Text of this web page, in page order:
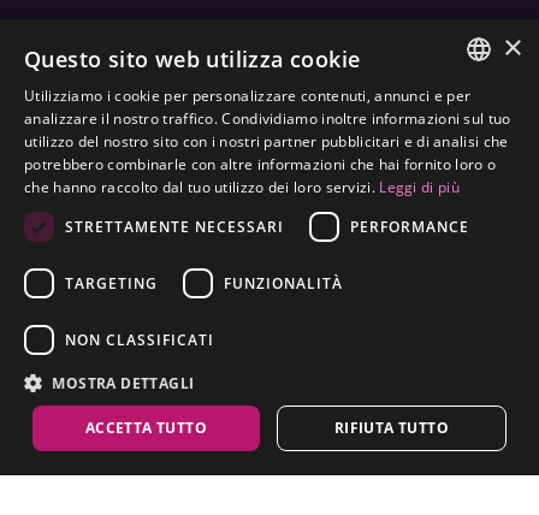
ENTRA NEL MONDO FRAMESI SOCIAL
ETICHETTATURA AMBIENTALE
OTTIMIZZA L'IMPATTO AMBIENTALE DEI NOSTRI
ITALIAN
ENGLISH
SPANISH
CZECH
×
Questo sito web utilizza cookie
Utilizziamo i cookie per personalizzare contenuti, annunci e per
analizzare il nostro traffico. Condividiamo inoltre informazioni sul tuo
utilizzo del nostro sito con i nostri partner pubblicitari e di analisi che
potrebbero combinarle con altre informazioni che hai fornito loro o
che hanno raccolto dal tuo utilizzo dei loro servizi. Leggi di più
STRETTAMENTE NECESSARI
PERFORMANCE
TARGETING FUNZIONALITÀ
NON CLASSIFICATI
MOSTRA DETTAGLI
ACCETTA TUTTO RIFIUTA TUTTO